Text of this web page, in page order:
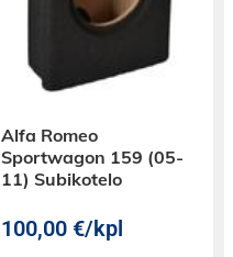
Alfa Romeo
Sportwagon 159 (05-
11) Subikotelo
100,00€/kpl